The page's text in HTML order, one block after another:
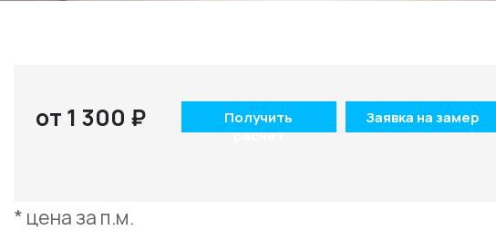
от 1 300 ₽
Получить
расчет
Заявка на замер
* цена за п.м.